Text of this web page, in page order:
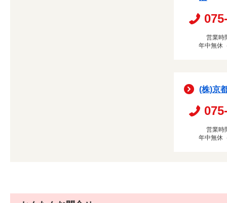
営業時
年中無休
(株)京
営業時
年中無休